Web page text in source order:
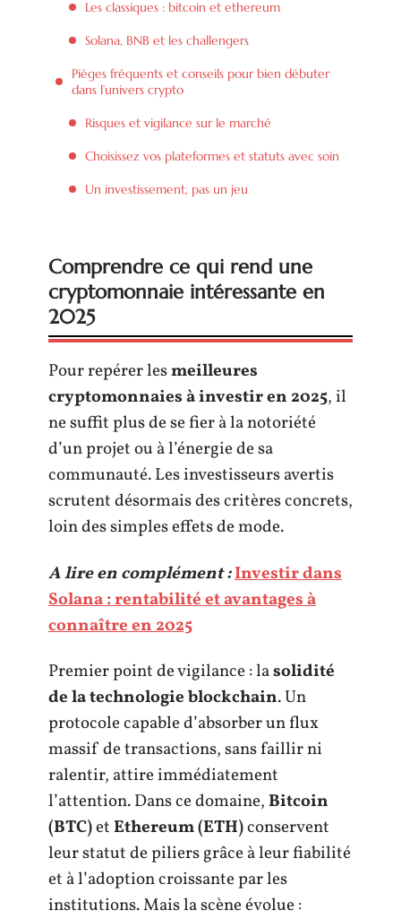
Les classiques : bitcoin et ethereum
Solana, BNB et les challengers
Pièges fréquents et conseils pour bien débuter
dans l’univers crypto
Risques et vigilance sur le marché
Choisissez vos plateformes et statuts avec soin
Un investissement, pas un jeu
Comprendre ce qui rend une
cryptomonnaie intéressante en
2025
Pour repérer lesmeilleures
cryptomonnaies à investir en 2025, il
ne suffit plus de se fier à la notoriété
d’un projet ou à l’énergie de sa
communauté. Les investisseurs avertis
scrutent désormais des critères concrets,
loin des simples effets de mode.
A lire en complément :Investir dans
Solana : rentabilité et avantages à
connaître en 2025
Premier point de vigilance : lasolidité
de la technologie blockchain. Un
protocole capable d’absorber un flux
massif de transactions, sans faillir ni
ralentir, attire immédiatement
l’attention. Dans ce domaine,Bitcoin
(BTC)etEthereum (ETH)conservent
leur statut de piliers grâce à leur fiabilité
et à l’adoption croissante par les
institutions. Mais la scène évolue :